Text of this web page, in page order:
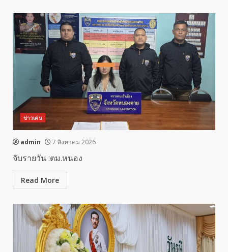
ข่าวเด่น
admin 7 สิงหาคม 2026
จับรายวัน :ตม.หนอง
Read More